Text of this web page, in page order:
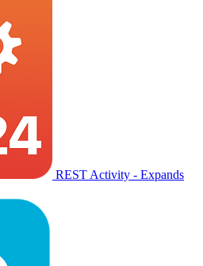
REST Activity - Expands